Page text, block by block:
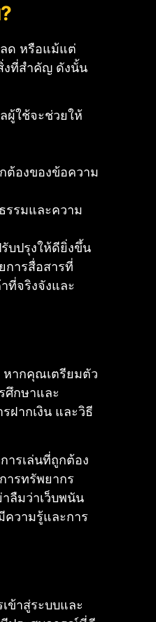
ลด หรือแม้แต่
งที่สำคัญ ดังนั้น
ผู้ใช้จะช่วยให้
ต้องของข้อความ
รรมและความ
บปรุงให้ดียิ่งขึ้น
การสื่อสารที่
ที่จริงจังและ
หากคุณเตรียมตัว
ศึกษาและ
ฝากเงิน และวิธี
ารเล่นที่ถูกต้อง
ารทรัพยากร
ลืมว่าเว็บพนัน
ความรู้และการ
ข้าสู่ระบบและ